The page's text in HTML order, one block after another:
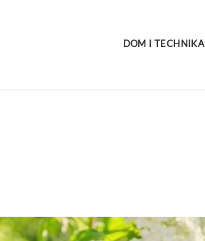
DOM I TECHNIKA